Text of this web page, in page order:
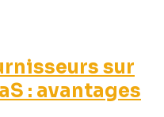
sur
: avantages